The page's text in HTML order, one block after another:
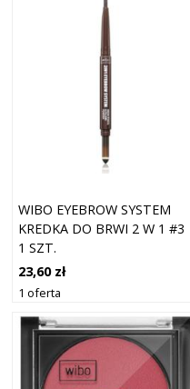
WIBO EYEBROW SYSTEM
KREDKA DO BRWI 2 W 1 #3
1 SZT.
23,60 zł
1 oferta